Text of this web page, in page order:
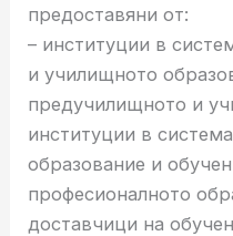
предоставяни от:
– институции в
и училищното
предучилищното и
институции в
образование и
професионалното
доставчици на